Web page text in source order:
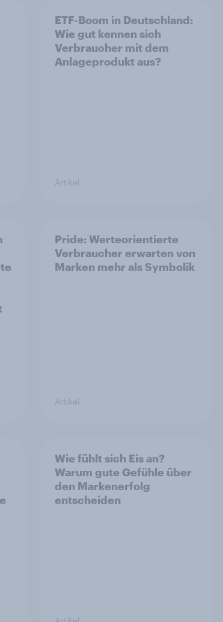
ETF-Boom in Deutschland:
Wie gut kennen sich
Verbraucher mit dem
Anlageprodukt aus?
Artikel
Pride: Werteorientierte
Verbraucher erwarten von
Marken mehr als Symbolik
Artikel
Wie fühlt sich Eis an?
Warum gute Gefühle über
den Markenerfolg
entscheiden